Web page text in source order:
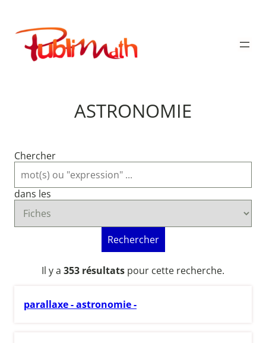
contenu
Publimath
ASTRONOMIE
Chercher
dans les
Rechercher
Il y a 353 résultats pour cette recherche.
parallaxe - astronomie -